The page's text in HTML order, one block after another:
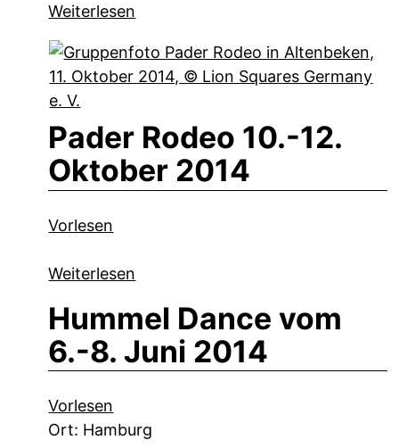
Weiterlesen
Pader Rodeo 10.-12.
Oktober 2014
Vorlesen
Weiterlesen
Hummel Dance vom
6.-8. Juni 2014
Vorlesen
Ort: Hamburg